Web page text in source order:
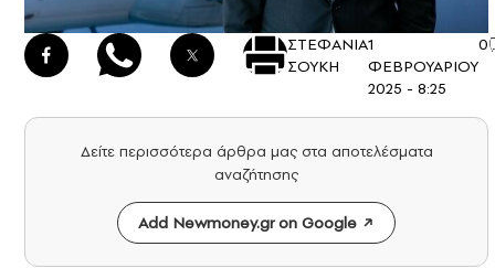
ΣΤΕΦΑΝΙΑ
ΣΟΥΚΗ
1
ΦΕΒΡΟΥΑΡΙΟΥ
2025 - 8:25
0
Δείτε περισσότερα άρθρα μας στα αποτελέσματα
αναζήτησης
Add Newmoney.gr on Google